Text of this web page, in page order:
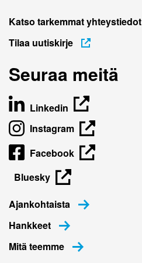
Katso tarkemmat yhteystiedot
Tilaa uutiskirje
Seuraa meitä
Linkedin
Instagram
Facebook
Bluesky
Ajankohtaista
Hankkeet
Mitä teemme